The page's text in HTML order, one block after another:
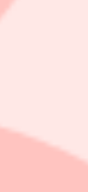
eller upp till 345
en uppgång på